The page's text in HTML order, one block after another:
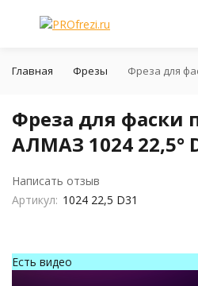
Главная Фрезы Фреза для
Фреза для фаски
АЛМАЗ 1024 22,5°
Написать отзыв
Артикул: 1024 22,5 D31
Есть видео